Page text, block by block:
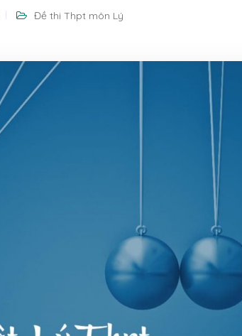
Đề thi Thpt môn Lý